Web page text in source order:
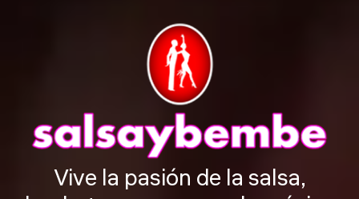
Vive la pasión de la salsa,